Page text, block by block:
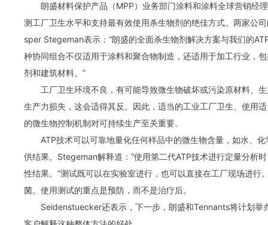
朗盛材料保护产品（MPP）业务部门涂料和涂料全球营销
测工厂卫生水平和支持最有效使用杀生物剂的绝佳方式。两家公
sper Stegeman表示：“朗盛的全面杀生物剂解决方案与我们的
种协同组合不仅适用于涂料和聚合物制造，还适用于加工行业，
剂和建筑材料。”
工厂卫生环境不良，有可能导致微生物破坏或污染原材料、
生产力损失，这会适得其反。因此，适当的工业工厂卫生、使用
的微生物控制机制对可持续生产至关重要。
ATP技术可以可靠地量化任何样品中的微生物含量，如水、
供结果。Stegeman解释道：“使用第二代ATP技术进行定量分析
性结果。”测试既可以在实验室进行，也可以直接在工厂现场进
菌。使用测试的重点是预防，而不是治疗后。
Seidenstuecker还表示，下一步，朗盛和Tennants将计划举